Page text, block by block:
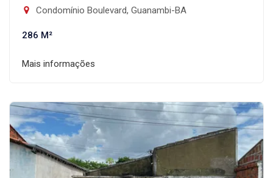
Condomínio Boulevard, Guanambi-BA
286 M²
Mais informações